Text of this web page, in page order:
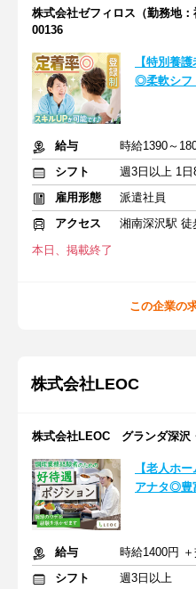
株式会社ゼフィロス（勤務地
00136
【特別養
◎柔軟シフ
給与
時給1390～
シフト
雇用形態
派遣社員
アクセス
湘南深沢駅 徒
本日、掲載終了
この企業の
株式会社LEOC
株式会社LEOC グランダ深沢
【老人ホ
アナタ◎豊
給与
時給1400円
シフト
週3日以上